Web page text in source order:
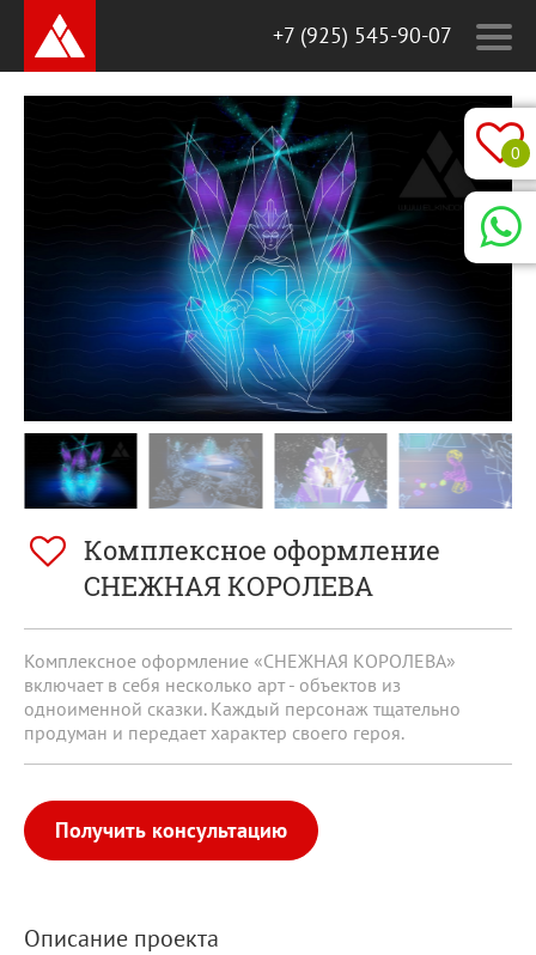
0
+7 (925) 545-90-07
Комплексное оформление
СНЕЖНАЯ КОРОЛЕВА
Комплексное оформление «СНЕЖНАЯ КОРОЛЕВА»
включает в себя несколько арт - объектов из
одноименной сказки. Каждый персонаж тщательно
продуман и передает характер своего героя.
Получить консультацию
Описание проекта